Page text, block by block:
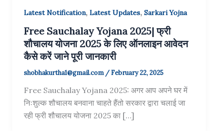
Latest Notification, Latest Updates, Sarkari Yojna
Free Sauchalay Yojana 2025| फ्री
शौचालय योजना 2025 के लिए ऑनलाइन आवेदन
कैसे करें जाने पूरी जानकारी
shobhakurtha1@gmail.com /February 22, 2025
Free Sauchalay Yojana 2025: अगर आप अपने घर में
निःशुल्क शौचालय बनवाना चाहते हैंतो सरकार द्वारा चलाई जा
रही फ्री शौचालय योजना 2025 का […]